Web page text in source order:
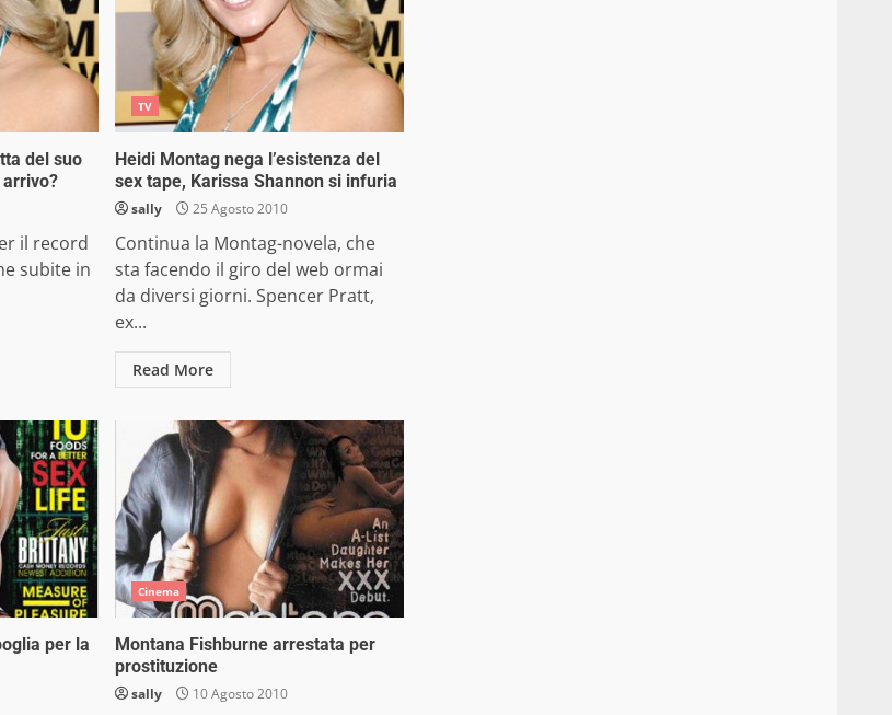
del suo
il record
subite in
TV
Heidi Montag nega l’esistenza del
sex tape, Karissa Shannon si infuria
sally 25 Agosto 2010
Continua la Montag-novela, che
sta facendo il giro del web ormai
da diversi giorni. Spencer Pratt,
ex...
Read More
per la
Cinema
Montana Fishburne arrestata per
prostituzione
sally 10 Agosto 2010